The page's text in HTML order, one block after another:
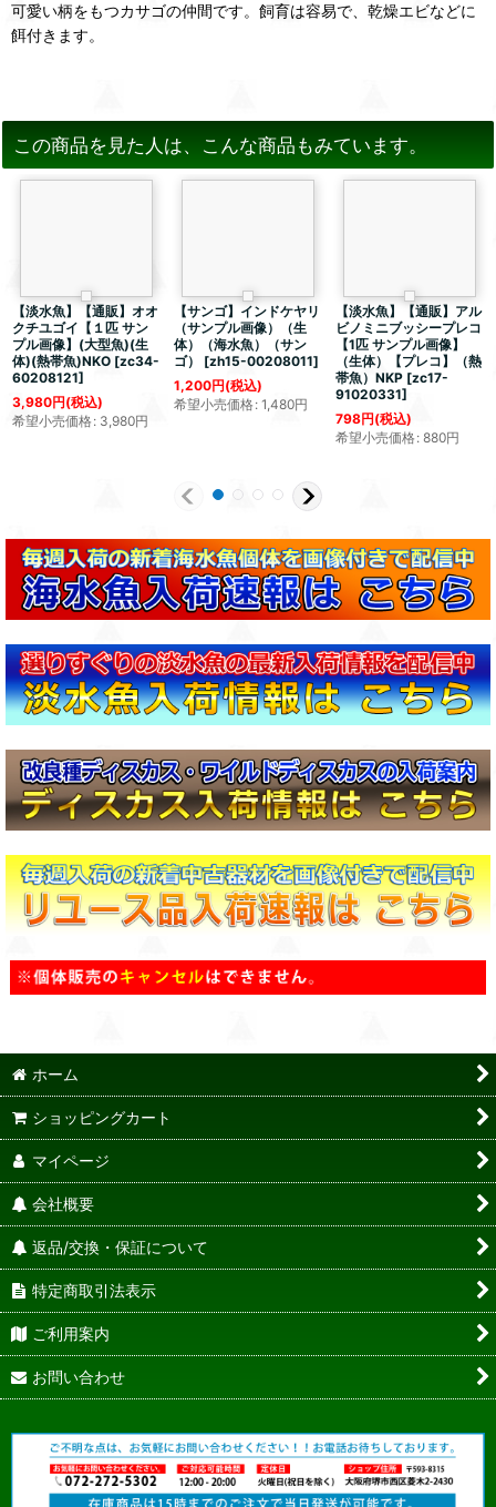
可愛い柄をもつカサゴの仲間です。飼育は容易で、乾燥エビなどに
餌付きます。
この商品を見た人は、こんな商品もみています。
【淡水魚】【通販】オオ
クチユゴイ【１匹 サン
プル画像】(大型魚)(生
体)(熱帯魚)NKO [zc34-
60208121]
3,980円(税込)
希望小売価格: 3,980円
【サンゴ】インドケヤリ
（サンプル画像）（生
体）（海水魚）（サン
ゴ）
[zh15-00208011]
1,200円(税込)
希望小売価格: 1,480円
【淡水魚】【通販】アル
ビノミニブッシープレコ
【1匹 サンプル画像】
（生体）【プレコ】（熱
帯魚）NKP [zc17-
91020331]
798円(税込)
希望小売価格: 880円
ホーム
ショッピングカート
マイページ
会社概要
返品/交換・保証について
特定商取引法表示
ご利用案内
お問い合わせ